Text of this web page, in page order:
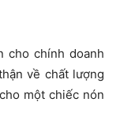
cho chính doanh
về chất lượng
một chiếc nón